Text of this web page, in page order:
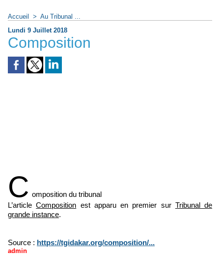
Accueil > Au Tribunal ...
Lundi 9 Juillet 2018
Composition
C omposition du tribunal
L’articleComposition est apparu en premier sur Tribunal de
grande instance.
Source : https://tgidakar.org/composition/...
admin